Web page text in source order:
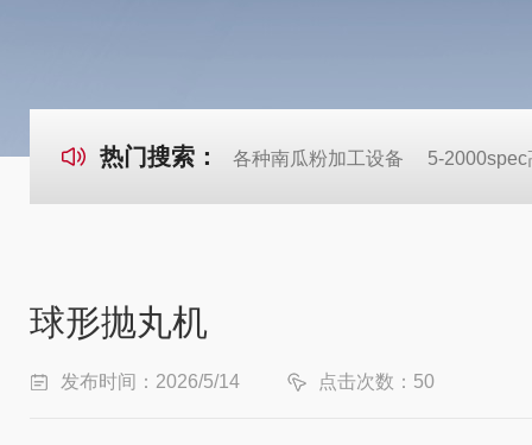
热门搜索： 各种南瓜粉加工设备 5-
球形抛丸机
发布时间：2026/5/14 点击次数：50